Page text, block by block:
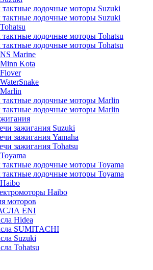
тактные лодочные моторы Suzuki
тактные лодочные моторы Suzuki
тактные лодочные моторы Tohatsu
тактные лодочные моторы Tohatsu
Marine
Kota
тактные лодочные моторы Marlin
тактные лодочные моторы Marlin
зажигания Suzuki
зажигания Yamaha
зажигания Tohatsu
тактные лодочные моторы Toyama
тактные лодочные моторы Toyama
Haibo
моторов
ENI
Hidea
SUMITACHI
Suzuki
Tohatsu